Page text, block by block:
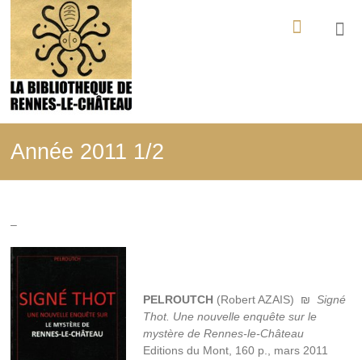
contenu
La
Bibliothèque
de
Rennes-
le-
qui
été
édité,
filmé,
enregistré
Année 2011 1/2
–
PELROUTCH (Robert AZAIS) ₪Signé
Thot. Une nouvelle enquête sur le
mystère de Rennes-le-Château
Editions du Mont, 160 p., mars 2011